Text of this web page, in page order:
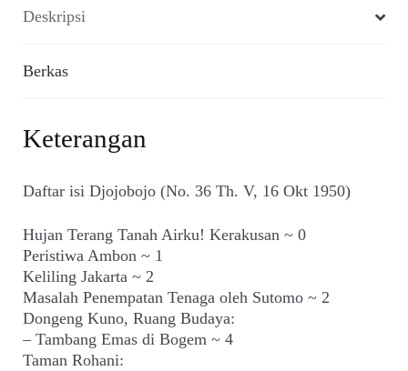
Deskripsi
Berkas
Keterangan
Daftar isi Djojobojo (No. 36 Th. V, 16 Okt 1950)
Hujan Terang Tanah Airku! Kerakusan ~ 0
Peristiwa Ambon ~ 1
Keliling Jakarta ~ 2
Masalah Penempatan Tenaga oleh Sutomo ~ 2
Dongeng Kuno, Ruang Budaya:
– Tambang Emas di Bogem ~ 4
Taman Rohani: